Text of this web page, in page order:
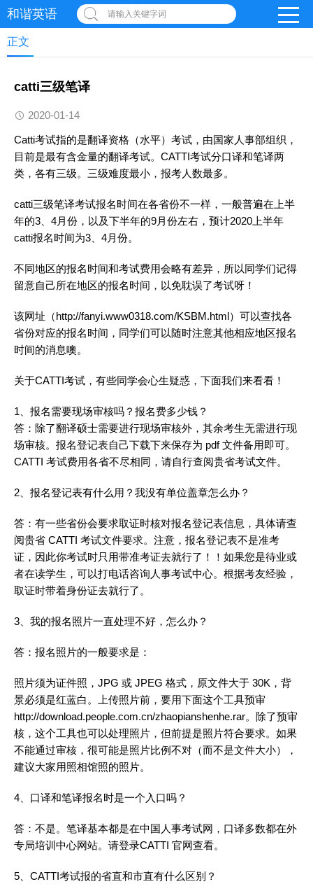
和谐英语 请输入关键字词
正文
catti三级笔译
2020-01-14
Catti考试指的是翻译资格（水平）考试，由国家人事部组织，
目前是最有含金量的翻译考试。CATTI考试分口译和笔译两
类，各有三级。三级难度最小，报考人数最多。
catti三级笔译考试报名时间在各省份不一样，一般普遍在上半
年的3、4月份，以及下半年的9月份左右，预计2020上半年
catti报名时间为3、4月份。
不同地区的报名时间和考试费用会略有差异，所以同学们记得
留意自己所在地区的报名时间，以免耽误了考试呀！
该网址（http://fanyi.www0318.com/KSBM.html）可以查找各
省份对应的报名时间，同学们可以随时注意其他相应地区报名
时间的消息噢。
关于CATTI考试，有些同学会心生疑惑，下面我们来看看！
1、报名需要现场审核吗？报名费多少钱？
答：除了翻译硕士需要进行现场审核外，其余考生无需进行现
场审核。报名登记表自己下载下来保存为 pdf 文件备用即可。
CATTI 考试费用各省不尽相同，请自行查阅贵省考试文件。
2、报名登记表有什么用？我没有单位盖章怎么办？
答：有一些省份会要求取证时核对报名登记表信息，具体请查
阅贵省 CATTI 考试文件要求。注意，报名登记表不是准考
证，因此你考试时只用带准考证去就行了！！如果您是待业或
者在读学生，可以打电话咨询人事考试中心。根据考友经验，
取证时带着身份证去就行了。
3、我的报名照片一直处理不好，怎么办？
答：报名照片的一般要求是：
照片须为证件照，JPG 或 JPEG 格式，原文件大于 30K，背
景必须是红蓝白。上传照片前，要用下面这个工具预审
http://download.people.com.cn/zhaopianshenhe.rar。除了预审
核，这个工具也可以处理照片，但前提是照片符合要求。如果
不能通过审核，很可能是照片比例不对（而不是文件大小），
建议大家用照相馆照的照片。
4、口译和笔译报名时是一个入口吗？
答：不是。笔译基本都是在中国人事考试网，口译多数都在外
专局培训中心网站。请登录CATTI 官网查看。
5、CATTI考试报的省直和市直有什么区别？